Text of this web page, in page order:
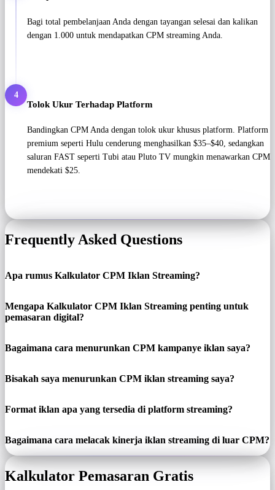
Bagi total pembelanjaan Anda dengan tayangan selesai dan kalikan
dengan 1.000 untuk mendapatkan CPM streaming Anda.
4
Tolok Ukur Terhadap Platform
Bandingkan CPM Anda dengan tolok ukur khusus platform. Platform
premium seperti Hulu cenderung menghasilkan $35–$40, sedangkan
saluran FAST seperti Tubi atau Pluto TV mungkin menawarkan CPM
mendekati $25.
Frequently Asked Questions
Apa rumus Kalkulator CPM Iklan Streaming?
Mengapa Kalkulator CPM Iklan Streaming penting untuk
pemasaran digital?
Bagaimana cara menurunkan CPM kampanye iklan saya?
Bisakah saya menurunkan CPM iklan streaming saya?
Format iklan apa yang tersedia di platform streaming?
Bagaimana cara melacak kinerja iklan streaming di luar CPM?
Kalkulator Pemasaran Gratis